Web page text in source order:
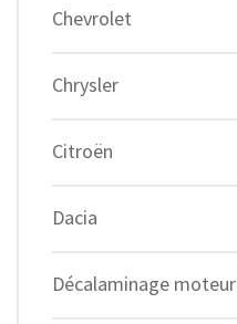
Chevrolet
Chrysler
Citroën
Dacia
Décalaminage moteur